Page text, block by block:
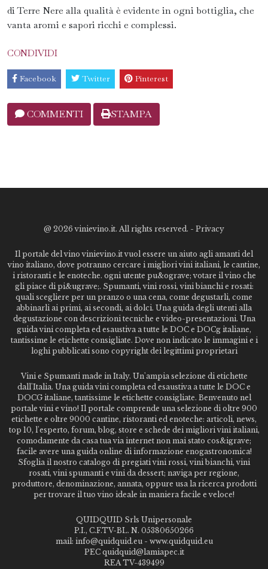
di Terre Nere alla qualità è evidente in ogni bottiglia, che
vanta aromi e sapori ricchi e complessi.
CONDIVIDI
Facebook Twitter Pinterest
COMMENTI STAMPA
@ 2026 vinievino.it. All rights reserved. - Privacy
Il portale del vino vinievino.it vuol essere un aiuto agli amanti del
vino italiano, dove potranno cercare i migliori vini italiani, le cantine,
i ristoranti e le enoteche. ogni utente pu&ograve; votare il vino che
gli piace di pi&ugrave;. Spumanti, vini rossi, vini bianchi e rosati:
quali scegliere per un pranzo o una cena, come degustarli, come
abbinarli ai primi, ai secondi, ai dolci. Una guida degli utenti alla
degustazione con descrizioni tecniche e video-presentazioni. Una
guida vini completa ed esaustiva a tutte le DOC e DOCg italiane,
tantissime le etichette consigliate. Dove non indicato le immagini e i
loghi pubblicati sono copyright dei legittimi proprietari
Vini e Spumanti made in Italy. Un'ampia selezione di etichette
dall'Italia. Una guida vini completa ed esaustiva a tutte le DOC e
DOCG italiane, tantissime le etichette consigliate. Benvenuto nel
portale vini e vino! Il portale comprende una selezione di oltre 900
etichette e oltre 9000 cantine, ristoranti ed enoteche: articoli, news,
top 10, l'esperto, forum, blog, store e schede dei migliori vini italiani,
comodamente da casa tua via internet non mai stato cos&igrave;
facile avere una guida online di informazione enogastronomica!
Sfoglia il nostro catalogo di pregiati vini rossi, vini bianchi, vini
rosati, vini spumanti e vini da dessert; naviga per regione,
produttore, denominazione, annata, oppure usa la ricerca prodotti
per trovare il tuo vino ideale in maniera facile e veloce!
QUIDQUID Srls Unipersonale
P.I., C.F.TV-BL. N. 05380650266
mail: info@quidquid.eu - www.quidquid.eu
PEC quidquid@lamiapec.it
REA TV-439499